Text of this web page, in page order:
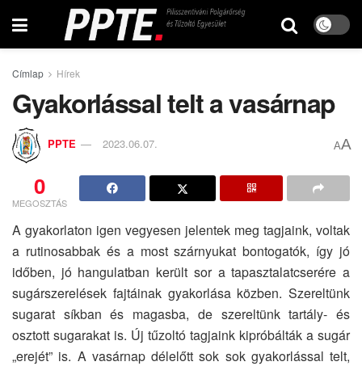
Címlap Hírek
Gyakorlással telt a vasárnap
PPTE 2023.06.07. AA
0
MEGOSZTÁS
A gyakorlaton igen vegyesen jelentek meg tagjaink, voltak
a rutinosabbak és a most szárnyukat bontogatók, így jó
időben, jó hangulatban került sor a tapasztalatcserére a
sugárszerelések fajtáinak gyakorlása közben. Szereltünk
sugarat síkban és magasba, de szereltünk tartály- és
osztott sugarakat is. Új tűzoltó tagjaink kipróbálták a sugár
„erejét” is. A vasárnap délelőtt sok sok gyakorlással telt,